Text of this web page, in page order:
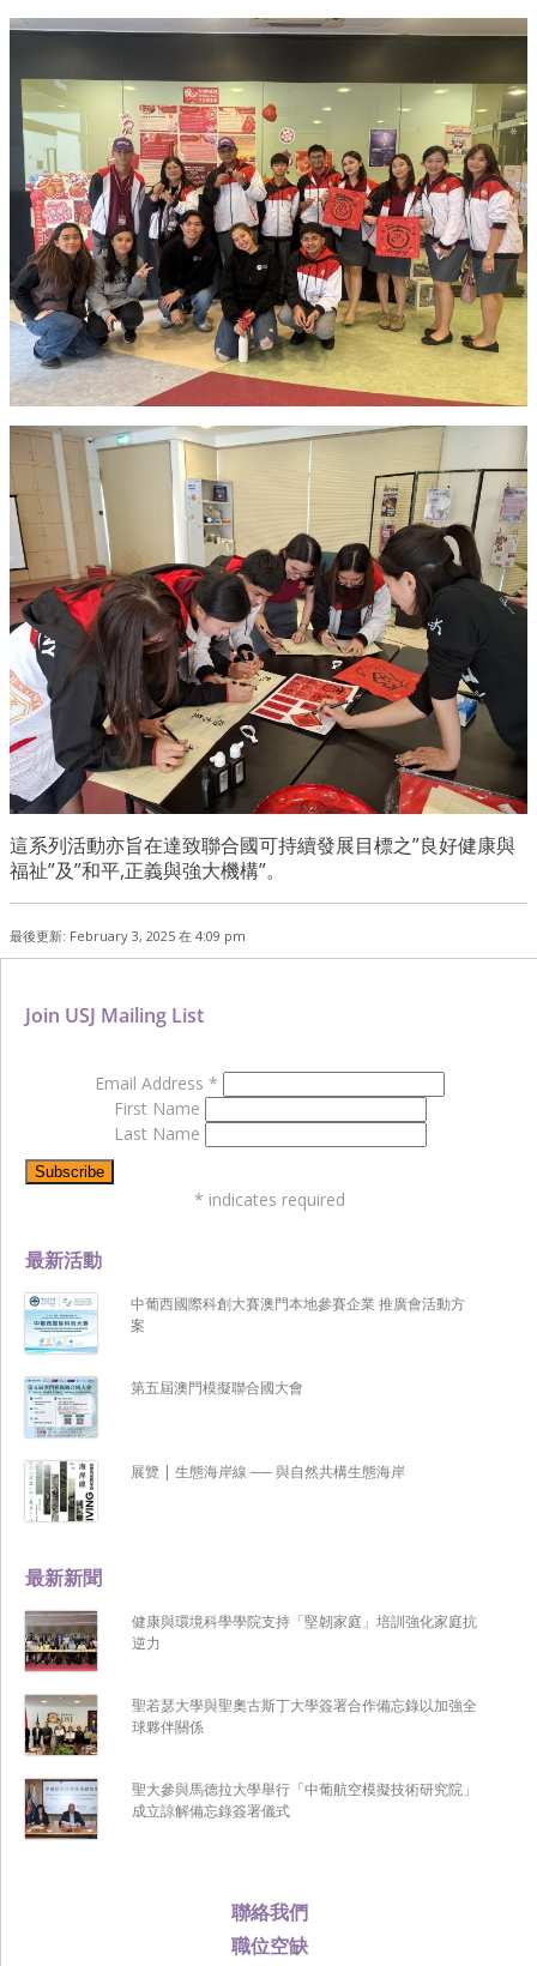
這系列活動亦旨在達致聯合國可持續發展目標之”良好健康與
福祉”及”和平,正義與強大機構”。
最後更新: February 3, 2025 在 4:09 pm
聯絡我們
職位空缺
最新新聞
健康與環境科學學院支持「堅韌家庭」培訓強化家庭抗
逆力
聖若瑟大學與聖奧古斯丁大學簽署合作備忘錄以加強全
球夥伴關係
聖大參與馬德拉大學舉行「中葡航空模擬技術研究院」
成立諒解備忘錄簽署儀式
最新活動
中葡西國際科創大賽澳門本地參賽企業 推廣會活動方
案
第五屆澳門模擬聯合國大會
展覽 | 生態海岸線 ── 與自然共構生態海岸
Join USJ Mailing List
Email Address *
First Name
Last Name
* indicates required